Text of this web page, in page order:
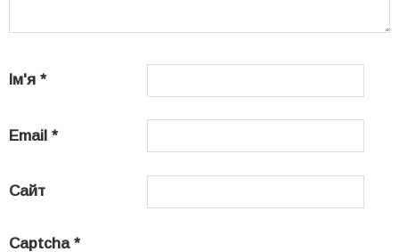
Ім'я *
Email *
Сайт
Captcha *